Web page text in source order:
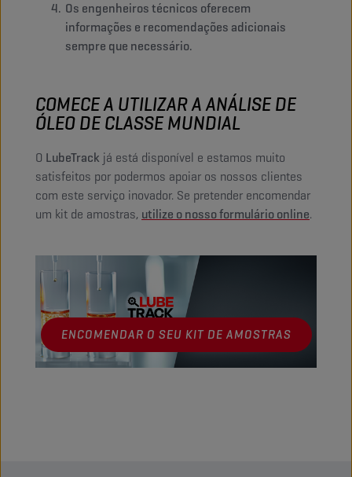
Os engenheiros técnicos oferecem
informações e recomendações adicionais
sempre que necessário.
COMECE A UTILIZAR A ANÁLISE DE
ÓLEO DE CLASSE MUNDIAL
O LubeTrack já está disponível e estamos muito
satisfeitos por podermos apoiar os nossos clientes
com este serviço inovador. Se pretender encomendar
um kit de amostras, utilize o nosso formulário online.
ENCOMENDAR O SEU KIT DE AMOSTRAS